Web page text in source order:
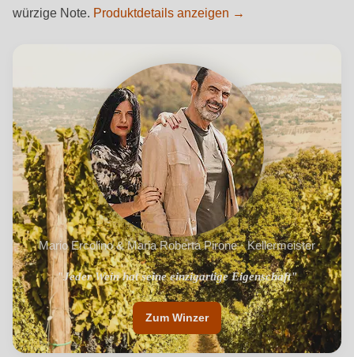
würzige Note. Produktdetails anzeigen →
Mario Ercolino & Maria Roberta Pirone · Kellermeister
"Jeder Wein hat seine einzigartige Eigenschaft"
"Alle Weine sind der Spiegel des Südens"
Zum Winzer